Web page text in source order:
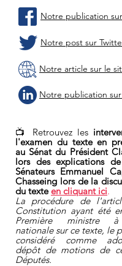
Notre publication
Notre post sur
Notre article sur le
Notre publication
📺 Retrouvez les
l'examen du texte en
au Sénat du Président
lors des explications
Sénateurs Emmanuel
Chasseing lors de la
du texteen cliquant ici.
La procédure de
Constitution ayant été
Première ministre à
nationale sur ce texte, le
considéré comme
dépôt de motions de
Députés.